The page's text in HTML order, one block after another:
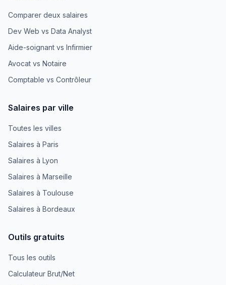
Comparer deux salaires
Dev Web vs Data Analyst
Aide-soignant vs Infirmier
Avocat vs Notaire
Comptable vs Contrôleur
Salaires par ville
Toutes les villes
Salaires à Paris
Salaires à Lyon
Salaires à Marseille
Salaires à Toulouse
Salaires à Bordeaux
Outils gratuits
Tous les outils
Calculateur Brut/Net